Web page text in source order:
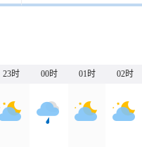
23时 00时 01时 02时